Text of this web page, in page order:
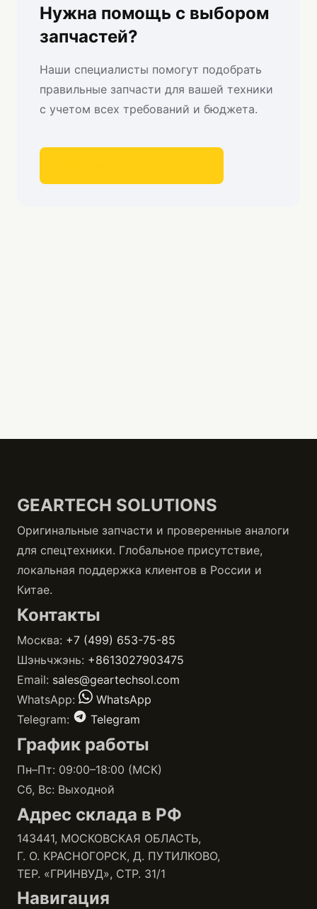
Нужна помощь с выбором
запчастей?
Наши специалисты помогут подобрать
правильные запчасти для вашей техники
с учетом всех требований и бюджета.
GEARTECH SOLUTIONS
Оригинальные запчасти и проверенные аналоги
для спецтехники. Глобальное присутствие,
локальная поддержка клиентов в России и
Китае.
Контакты
Москва: +7 (499) 653-75-85
Шэньчжэнь: +8613027903475
Email: sales@geartechsol.com
WhatsApp:
WhatsApp
Telegram:
Telegram
График работы
Пн–Пт: 09:00–18:00 (МСК)
Сб, Вс: Выходной
Адрес склада в РФ
143441, МОСКОВСКАЯ ОБЛАСТЬ,
Г. О. КРАСНОГОРСК, Д. ПУТИЛКОВО,
ТЕР. «ГРИНВУД», СТР. 31/1
Навигация